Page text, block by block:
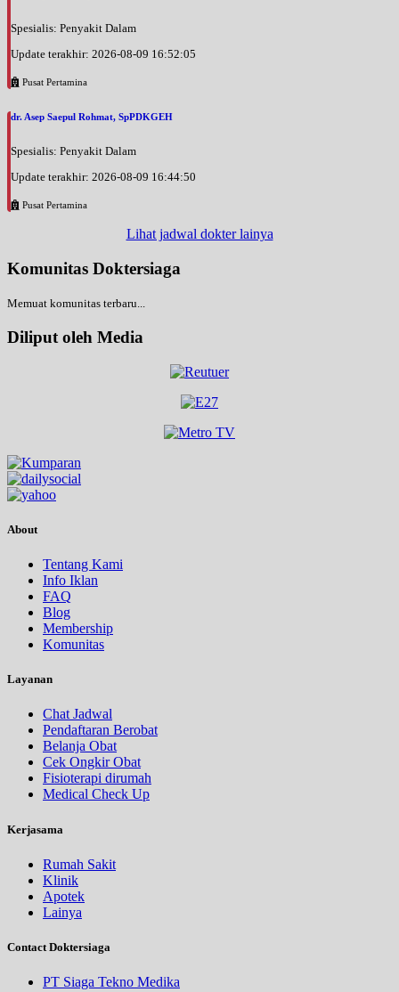
Spesialis: Penyakit Dalam
Update terakhir: 2026-08-09 16:52:05
Pusat Pertamina
dr. Asep Saepul Rohmat, SpPDKGEH
Spesialis: Penyakit Dalam
Update terakhir: 2026-08-09 16:44:50
Pusat Pertamina
Lihat jadwal dokter lainya
Komunitas Doktersiaga
Memuat komunitas terbaru...
Diliput oleh Media
About
Tentang Kami
Info Iklan
FAQ
Blog
Membership
Komunitas
Layanan
Chat Jadwal
Pendaftaran Berobat
Belanja Obat
Cek Ongkir Obat
Fisioterapi dirumah
Medical Check Up
Kerjasama
Rumah Sakit
Klinik
Apotek
Lainya
Contact Doktersiaga
PT Siaga Tekno Medika